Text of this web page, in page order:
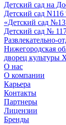
Детский сад на
Детский сад
«Детский сад
Детский сад №
Развлекательно-
Нижегородская
дворец культуры
О нас
О компании
Карьера
Контакты
Партнеры
Лицензии
Бренды